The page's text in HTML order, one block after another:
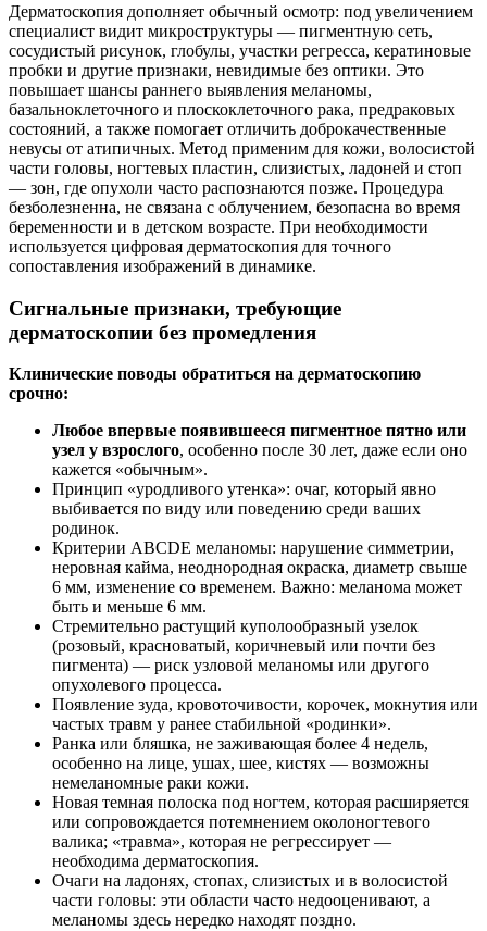
Дерматоскопия дополняет обычный осмотр: под увеличением
специалист видит микроструктуры — пигментную сеть,
сосудистый рисунок, глобулы, участки регресса, кератиновые
пробки и другие признаки, невидимые без оптики. Это
повышает шансы раннего выявления меланомы,
базальноклеточного и плоскоклеточного рака, предраковых
состояний, а также помогает отличить доброкачественные
невусы от атипичных. Метод применим для кожи, волосистой
части головы, ногтевых пластин, слизистых, ладоней и стоп
— зон, где опухоли часто распознаются позже. Процедура
безболезненна, не связана с облучением, безопасна во время
беременности и в детском возрасте. При необходимости
используется цифровая дерматоскопия для точного
сопоставления изображений в динамике.
Сигнальные признаки, требующие
дерматоскопии без промедления
Клинические поводы обратиться на дерматоскопию
срочно:
Любое впервые появившееся пигментное пятно или
узел у взрослого, особенно после 30 лет, даже если оно
кажется «обычным».
Принцип «уродливого утенка»: очаг, который явно
выбивается по виду или поведению среди ваших
родинок.
Критерии ABCDE меланомы: нарушение симметрии,
неровная кайма, неоднородная окраска, диаметр свыше
6 мм, изменение со временем. Важно: меланома может
быть и меньше 6 мм.
Стремительно растущий куполообразный узелок
(розовый, красноватый, коричневый или почти без
пигмента) — риск узловой меланомы или другого
опухолевого процесса.
Появление зуда, кровоточивости, корочек, мокнутия или
частых травм у ранее стабильной «родинки».
Ранка или бляшка, не заживающая более 4 недель,
особенно на лице, ушах, шее, кистях — возможны
немеланомные раки кожи.
Новая темная полоска под ногтем, которая расширяется
или сопровождается потемнением околоногтевого
валика; «травма», которая не регрессирует —
необходима дерматоскопия.
Очаги на ладонях, стопах, слизистых и в волосистой
части головы: эти области часто недооценивают, а
меланомы здесь нередко находят поздно.